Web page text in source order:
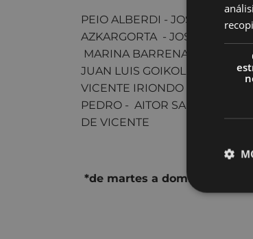
PEIO ALBERDI - JOSE ARANA
AZKARGORTA - JOSE
MARINA BARRENA - JOSE
JUAN LUIS GOIKOLEA -
VICENTE IRIONDO - KEIXETA -
PEDRO - AITOR SARASKETA -
DE
*de martes a domingo